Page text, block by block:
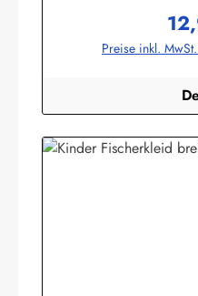
Preise inkl.